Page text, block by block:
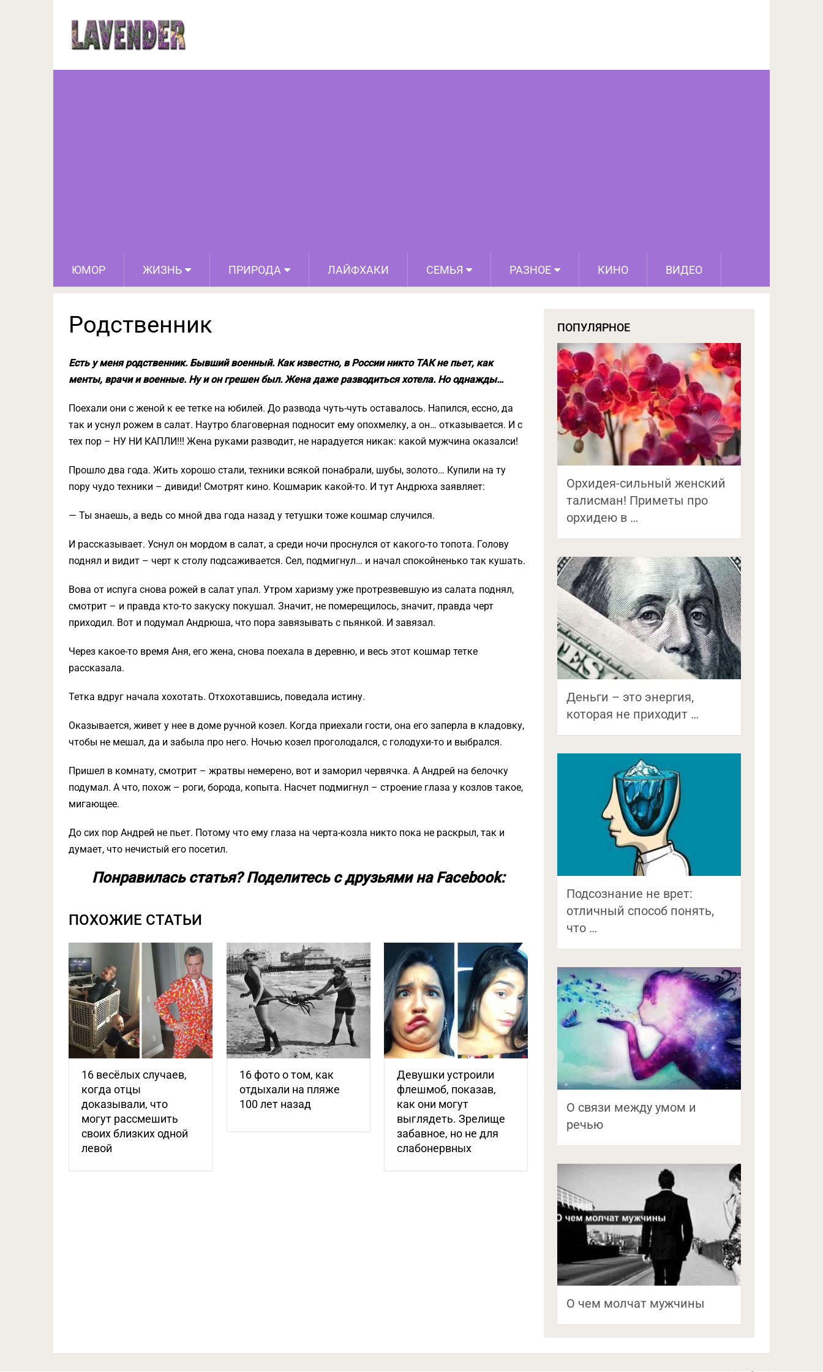
ЮМОР ЖИЗНЬ ПРИРОДА ЛАЙФХАКИ СЕМЬЯ РАЗНОЕ КИНО ВИДЕО
Родственник
Есть у меня родственник. Бывший военный. Как известно, в России никто ТАК не пьет, как
менты, врачи и военные. Ну и он грешен был. Жена даже разводиться хотела. Но однажды…
Поехали они с женой к ее тетке на юбилей. До развода чуть-чуть оставалось. Напился, ессно, да
так и уснул рожем в салат. Наутро благоверная подносит ему опохмелку, а он… отказывается. И с
тех пор – НУ НИ КАПЛИ!!! Жена руками разводит, не нарадуется никак: какой мужчина оказалси!
Прошло два года. Жить хорошо стали, техники всякой понабрали, шубы, золото… Купили на ту
пору чудо техники – дивиди! Смотрят кино. Кошмарик какой-то. И тут Андрюха заявляет:
— Ты знаешь, а ведь со мной два года назад у тетушки тоже кошмар случился.
И рассказывает. Уснул он мордом в салат, а среди ночи проснулся от какого-то топота. Голову
поднял и видит – черт к столу подсаживается. Сел, подмигнул… и начал спокойненько так кушать.
Вова от испуга снова рожей в салат упал. Утром харизму уже протрезвевшую из салата поднял,
смотрит – и правда кто-то закуску покушал. Значит, не померещилось, значит, правда черт
приходил. Вот и подумал Андрюша, что пора завязывать с пьянкой. И завязал.
Через какое-то время Аня, его жена, снова поехала в деревню, и весь этот кошмар тетке
рассказала.
Тетка вдруг начала хохотать. Отхохотавшись, поведала истину.
Оказывается, живет у нее в доме ручной козел. Когда приехали гости, она его заперла в кладовку,
чтобы не мешал, да и забыла про него. Ночью козел проголодался, с голодухи-то и выбрался.
Пришел в комнату, смотрит – жратвы немерено, вот и заморил червячка. А Андрей на белочку
подумал. А что, похож – роги, борода, копыта. Насчет подмигнул – строение глаза у козлов такое,
мигающее.
До сих пор Андрей не пьет. Потому что ему глаза на черта-козла никто пока не раскрыл, так и
думает, что нечистый его посетил.
Понравилась статья? Поделитесь с друзьями на Facebook:
ПОХОЖИЕ СТАТЬИ
16 весёлых случаев,
когда отцы
доказывали, что
могут рассмешить
своих близких одной
левой
16 фото о том, как
отдыхали на пляже
100 лет назад
Девушки устроили
флешмоб, показав,
как они могут
выглядеть. Зрелище
забавное, но не для
слабонервных
ПОПУЛЯРНОЕ
Орхидея-сильный женский
талисман! Приметы про
орхидею в …
Деньги – это энергия,
которая не приходит …
Подсознание не врет:
отличный способ понять,
что …
О связи между умом и
речью
О чем молчат мужчины